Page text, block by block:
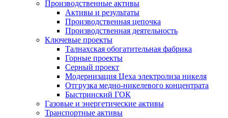
Производственные активы
Активы и результаты
Производственная цепочка
Производственная деятельность
Ключевые проекты
Талнахская обогатительная фабрика
Горные проекты
Серный проект
Модернизация Цеха электролиза никеля
Отгрузка медно-никелевого концентрата
Быстринский ГОК
Газовые и энергетические активы
Транспортные активы